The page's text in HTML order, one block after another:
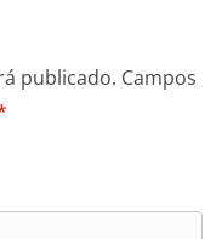
publicado. Campos